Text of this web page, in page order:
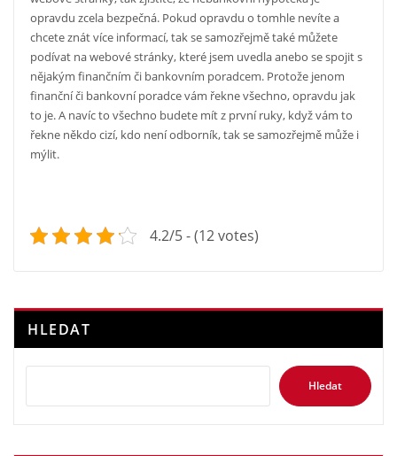
opravdu zcela bezpečná. Pokud opravdu o tomhle nevíte a
chcete znát více informací, tak se samozřejmě také můžete
podívat na webové stránky, které jsem uvedla anebo se spojit s
nějakým finančním či bankovním poradcem. Protože jenom
finanční či bankovní poradce vám řekne všechno, opravdu jak
to je. A navíc to všechno budete mít z první ruky, když vám to
řekne někdo cizí, kdo není odborník, tak se samozřejmě může i
mýlit.
4.2/5 - (12 votes)
HLEDAT
Hledat